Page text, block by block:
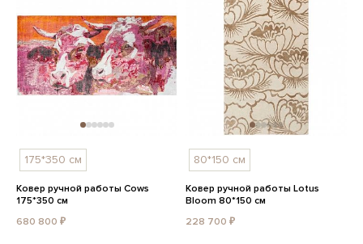
175*350 см
Ковер ручной работы Cows
175*350 см
680 800 ₽
80*150 см
Ковер ручной работы Lotus
Bloom 80*150 см
228 700 ₽